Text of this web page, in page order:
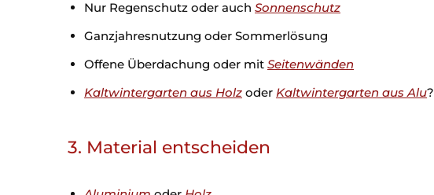
Nur Regenschutz oder auch Sonnenschutz
Ganzjahresnutzung oder Sommerlösung
Offene Überdachung oder mit Seitenwänden
Kaltwintergarten aus Holz oder Kaltwintergarten aus Alu?
3. Material entscheiden